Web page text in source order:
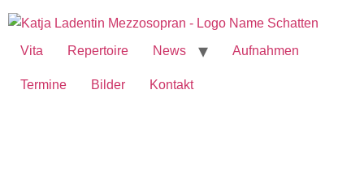
Vita Repertoire News Aufnahmen
Termine Bilder Kontakt